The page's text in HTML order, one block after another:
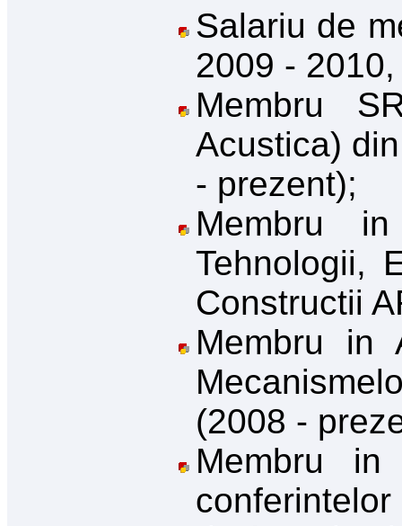
Salariu de
2009 - 2010,
Membru
Acustica)
- prezent);
Membru
Tehnologii,
Constructii
Membru in
(2008 -
Membru
conferintelor